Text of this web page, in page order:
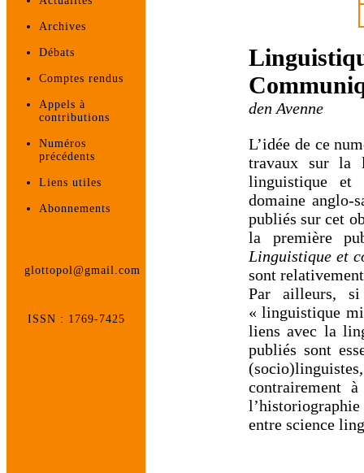
Archives
Débats
Comptes rendus
Appels à
contributions
Numéros
précédents
Liens utiles
Abonnements
glottopol@gmail.com
ISSN : 1769-7425
den Avenne
L’idée de ce
travaux sur la
linguistique et
domaine anglo-
publiés sur cet
la première
Linguistique et
sont
Par ailleurs,
« linguistique
liens avec la
publiés sont
contrairement
entre science